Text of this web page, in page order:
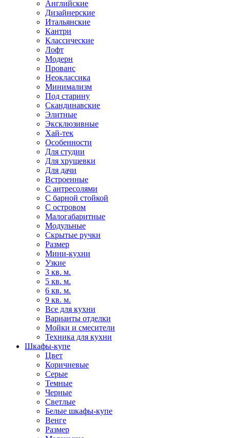
Английские
Дизайнерские
Итальянские
Кантри
Классические
Лофт
Модерн
Прованс
Неоклассика
Минимализм
Под старину
Скандинавские
Элитные
Эксклюзивные
Хай-тек
Особенности
Для студии
Для хрущевки
Для дачи
Встроенные
С антресолями
С барной стойкой
С островом
Малогабаритные
Модульные
Скрытые ручки
Размер
Мини-кухни
Узкие
3 кв. м.
5 кв. м.
6 кв. м.
9 кв. м.
Все для кухни
Варианты отделки
Мойки и смесители
Техника для кухни
Шкафы-купе
Цвет
Коричневые
Серые
Темные
Черные
Светлые
Белые шкафы-купе
Венге
Размер